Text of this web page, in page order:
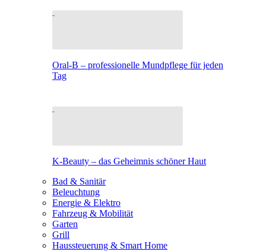
Oral-B – professionelle Mundpflege für jeden
Tag
K-Beauty – das Geheimnis schöner Haut
Bad & Sanitär
Beleuchtung
Energie & Elektro
Fahrzeug & Mobilität
Garten
Grill
Haussteuerung & Smart Home